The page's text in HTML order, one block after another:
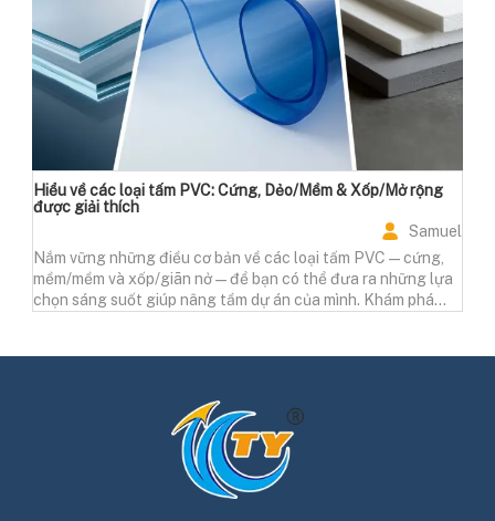
Hiểu về các loại tấm PVC: Cứng, Dẻo/Mềm & Xốp/Mở rộng
được giải thích
Samuel
Nắm vững những điều cơ bản về các loại tấm PVC—cứng,
mềm/mềm và xốp/giãn nở—để bạn có thể đưa ra những lựa
chọn sáng suốt giúp nâng tầm dự án của mình. Khám phá